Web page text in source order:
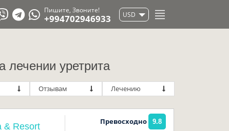
Пишите, Звоните!
+994702946933 USD
лечении уретрита
Отзывам Лечению
& Resort
Превосходно 9.8